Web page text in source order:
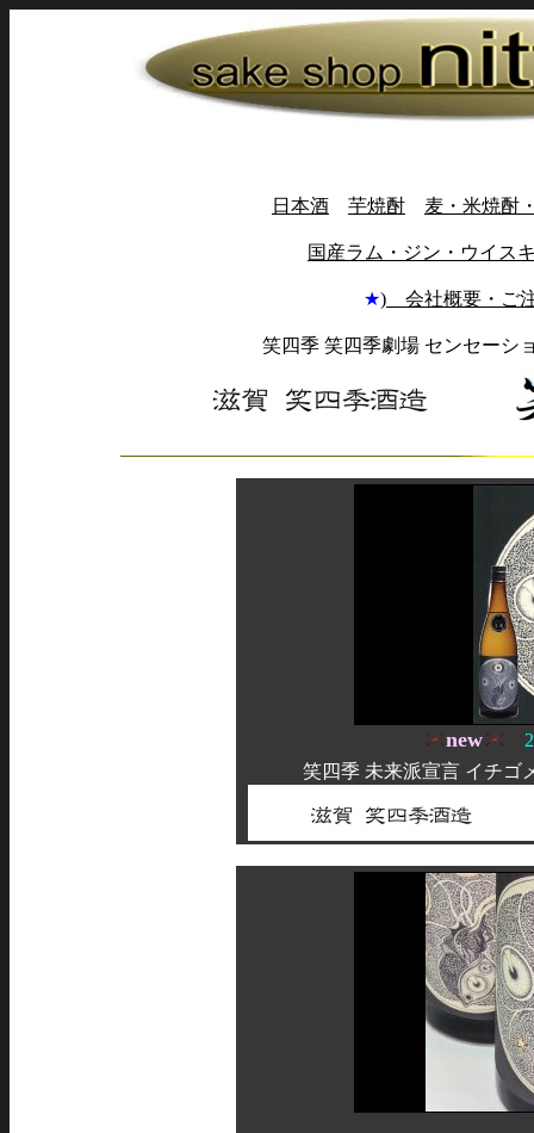
日本酒 芋焼酎 麦・米焼酎
国産ラム・ジン・ウイス
★) 会社概要・ご
笑四季 笑四季劇場 センセーシ
new
笑四季 未来派宣言 イチゴ